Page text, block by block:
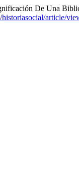
De Una
article/